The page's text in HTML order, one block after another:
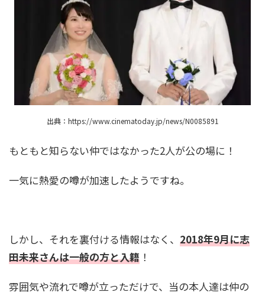
出典：https://www.cinematoday.jp/news/N0085891
もともと知らない仲ではなかった2人が公の場に！
一気に熱愛の噂が加速したようですね。
しかし、それを裏付ける情報はなく、 2018年9月に志
田未来さんは一般の方と入籍 ！
雰囲気や流れで噂が立っただけで、当の本人達は仲の